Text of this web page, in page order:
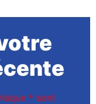
* sont